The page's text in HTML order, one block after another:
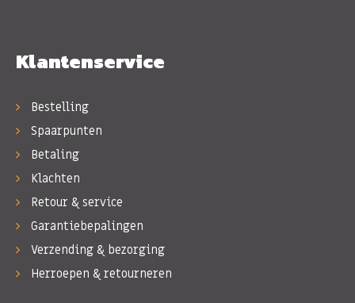
Klantenservice
Bestelling
Spaarpunten
Betaling
Klachten
Retour & service
Garantiebepalingen
Verzending & bezorging
Herroepen & retourneren